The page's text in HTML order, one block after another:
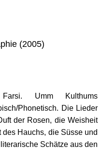
(2005)
Umm Kulthums
Phonetisch. Die Lieder
der Rosen, die Weisheit
Hauchs, die Süsse und
Schätze aus den